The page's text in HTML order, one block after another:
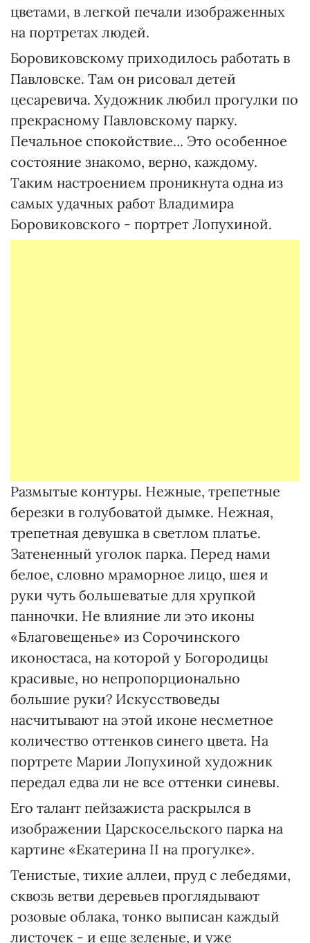
цветами, в легкой печали изображенных
на портретах людей.
Боровиковскому приходилось работать в
Павловске. Там он рисовал детей
цесаревича. Художник любил прогулки по
прекрасному Павловскому парку.
Печальное спокойствие... Это особенное
состояние знакомо, верно, каждому.
Таким настроением проникнута одна из
самых удачных работ Владимира
Боровиковского - портрет Лопухиной.
Размытые контуры. Нежные, трепетные
березки в голубоватой дымке. Нежная,
трепетная девушка в светлом платье.
Затененный уголок парка. Перед нами
белое, словно мраморное лицо, шея и
руки чуть большеватые для хрупкой
панночки. Не влияние ли это иконы
«Благовещенье» из Сорочинского
иконостаса, на которой у Богородицы
красивые, но непропорционально
большие руки? Искусствоведы
насчитывают на этой иконе несметное
количество оттенков синего цвета. На
портрете Марии Лопухиной художник
передал едва ли не все оттенки синевы.
Его талант пейзажиста раскрылся в
изображении Царскосельского парка на
картине «Екатерина ІІ на прогулке».
Тенистые, тихие аллеи, пруд с лебедями,
сквозь ветви деревьев проглядывают
розовые облака, тонко выписан каждый
листочек - и еще зеленые, и уже